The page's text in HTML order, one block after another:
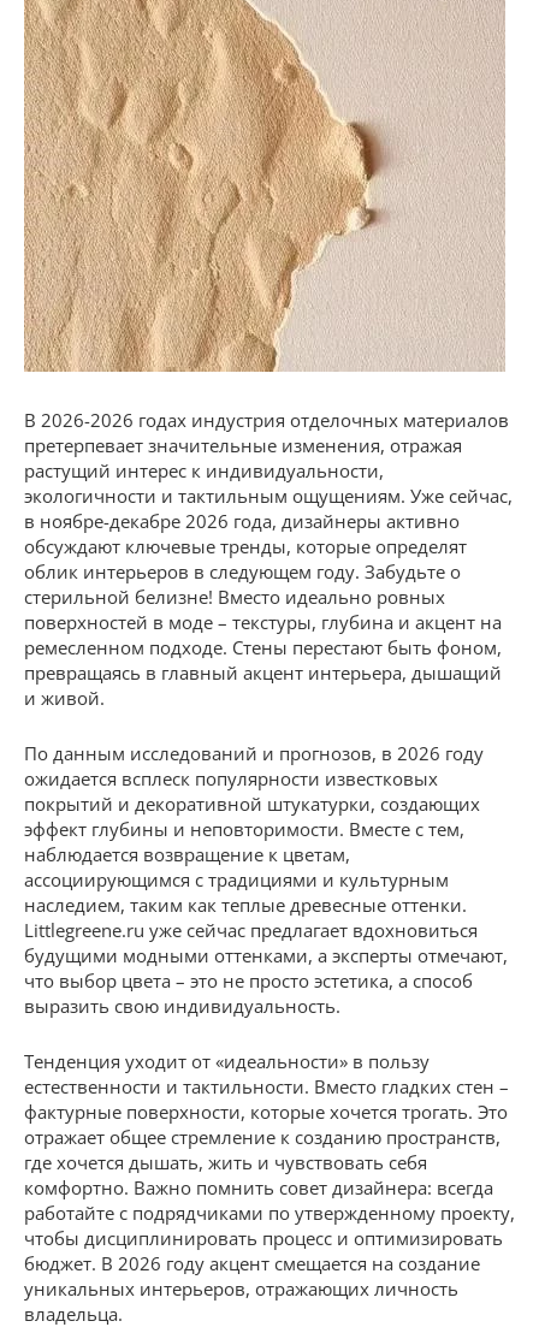
В 2026-2026 годах индустрия отделочных материалов
претерпевает значительные изменения, отражая
растущий интерес к индивидуальности,
экологичности и тактильным ощущениям. Уже сейчас,
в ноябре-декабре 2026 года, дизайнеры активно
обсуждают ключевые тренды, которые определят
облик интерьеров в следующем году. Забудьте о
стерильной белизне! Вместо идеально ровных
поверхностей в моде – текстуры, глубина и акцент на
ремесленном подходе. Стены перестают быть фоном,
превращаясь в главный акцент интерьера, дышащий
и живой.
По данным исследований и прогнозов, в 2026 году
ожидается всплеск популярности известковых
покрытий и декоративной штукатурки, создающих
эффект глубины и неповторимости. Вместе с тем,
наблюдается возвращение к цветам,
ассоциирующимся с традициями и культурным
наследием, таким как теплые древесные оттенки.
Littlegreene.ru уже сейчас предлагает вдохновиться
будущими модными оттенками, а эксперты отмечают,
что выбор цвета – это не просто эстетика, а способ
выразить свою индивидуальность.
Тенденция уходит от «идеальности» в пользу
естественности и тактильности. Вместо гладких стен –
фактурные поверхности, которые хочется трогать. Это
отражает общее стремление к созданию пространств,
где хочется дышать, жить и чувствовать себя
комфортно. Важно помнить совет дизайнера: всегда
работайте с подрядчиками по утвержденному проекту,
чтобы дисциплинировать процесс и оптимизировать
бюджет. В 2026 году акцент смещается на создание
уникальных интерьеров, отражающих личность
владельца.